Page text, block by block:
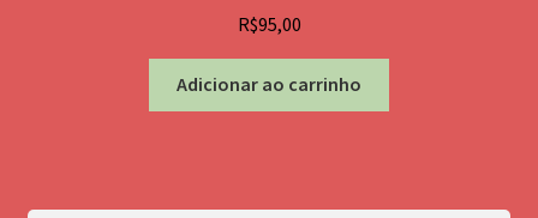
R$95,00
Adicionar ao carrinho